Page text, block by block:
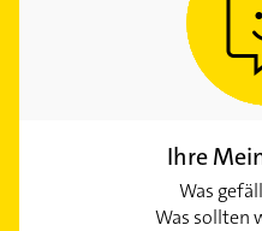
Ihre
Was
Was sollten